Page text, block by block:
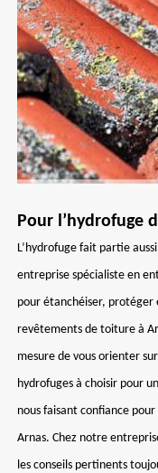
Pour l’hydrofuge
L’hydrofuge fait partie
entreprise spécialiste en
pour étanchéiser, protéger
revêtements de toiture à
mesure de vous orienter
hydrofuges à choisir pour
nous faisant confiance
Arnas. Chez notre
les conseils pertinents